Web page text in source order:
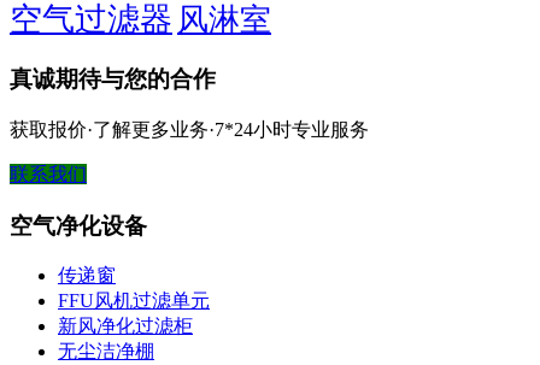
空气过滤器 风淋室
真诚期待与您的合作
获取报价·了解更多业务·7*24小时专业服务
联系我们
空气净化设备
传递窗
FFU风机过滤单元
新风净化过滤柜
无尘洁净棚